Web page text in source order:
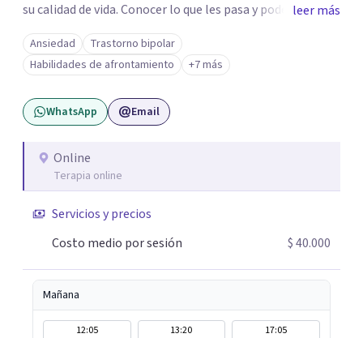
su calidad de vida. Conocer lo que les pasa y poder trabajar
en ello brindando las herramientas necesarias. Hay
momentos en la vida por los cuales atravezamos por
estados de ansiedad, depresión o estrés, es alli donde no
encontramos o nos parece no tener recursos para
afrontarlos, pareciera que no hay salida. Dentro de esta
es la que ha presentado mayores evidencias epíricas en la
solución de estos cuadros con resultados muy buenos y
acompañarte. Si estás buscando un espacio de
acompañamiento profesional en español, escríbeme y
leer más
Ansiedad
Trastorno bipolar
Habilidades de afrontamiento
+7 más
WhatsApp Email
Online
Terapia online
Servicios y precios
Costo medio por sesión
$ 40.000
Mañana
12:05 13:20
17:05